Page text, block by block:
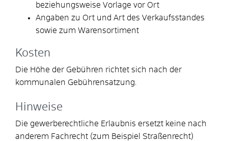
beziehungsweise Vorlage vor Ort
Angaben zu Ort und Art des Verkaufsstandes
sowie zum Warensortiment
Kosten
Die Höhe der Gebühren richtet sich nach der
kommunalen Gebührensatzung.
Hinweise
Die gewerberechtliche Erlaubnis ersetzt keine nach
anderem Fachrecht (zum Beispiel Straßenrecht)